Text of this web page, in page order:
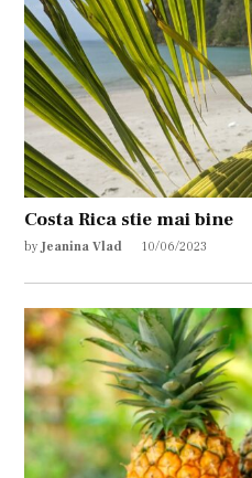
Costa Rica stie mai bine
by Jeanina Vlad 10/06/2023